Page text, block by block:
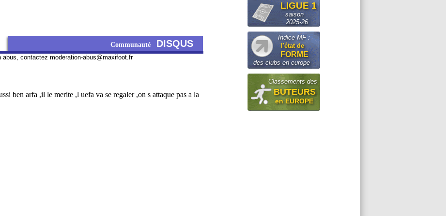
Communauté DISQUS
abus, contactez moderation-abus@maxifoot.fr
LIGUE 1
saison
2025-26
Indice MF :
l'état de
FORME
des clubs en europe
Classements des
BUTEURS
en EUROPE